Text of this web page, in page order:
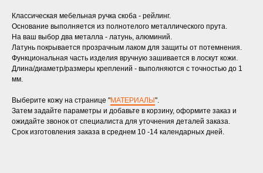
Классическая мебельная ручка скоба - рейлинг.
Основание выполняется из полнотелого металлического прута.
На ваш выбор два металла - латунь, алюминий.
Латунь покрывается прозрачным лаком для защиты от потемнения.
Функциональная часть изделия вручную зашивается в лоскут кожи.
Длина/диаметр/размеры креплений - выполняются с точностью до 1
мм.
Выберите кожу на странице "МАТЕРИАЛЫ ".
Затем задайте параметры и добавьте в корзину, оформите заказ и
ожидайте звонок от специалиста для уточнения деталей заказа.
Срок изготовления заказа в среднем 10 -14 календарных дней.